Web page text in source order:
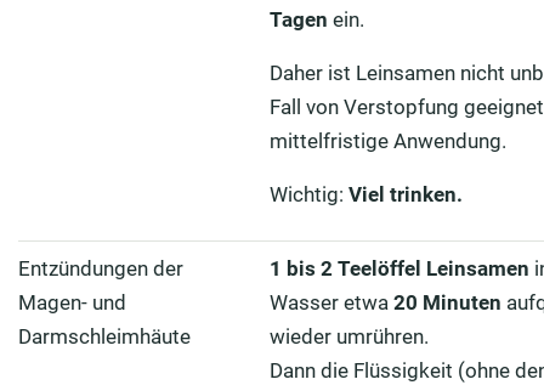
Tagen ein.
Daher ist Leinsamen nicht
Fall von Verstopfung
mittelfristige Anwendung.
Wichtig: Viel trinken.
Entzündungen der
Magen- und
Darmschleimhäute
1 bis 2 Teelöffel Leinsamen
Wasser etwa 20 Minuten
wieder umrühren.
Dann die Flüssigkeit (ohne